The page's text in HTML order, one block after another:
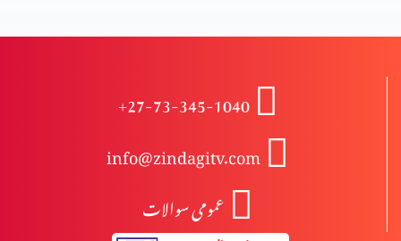
انبیاء و بزرگ – حزقی ایل (حصہ 2)
انبیا ءو بزرگ – حزقی ایل
انبیا ءو بزرگ – یرمیاہ (حصہ 2)
+27-73-345-1040
info@zindagitv.com
عمومی سوالات